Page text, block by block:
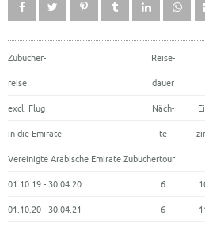
Zubucher- Reise-
reise
dauer
excl. Flug
Näch-
in die Emirate
te
Vereinigte Arabische Emirate Zubuchertour
01.10.19 - 30.04.20
6
01.10.20 - 30.04.21
6